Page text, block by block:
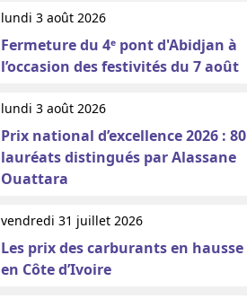
lundi 3 août 2026
Fermeture du 4ᵉ pont d'Abidjan à
l’occasion des festivités du 7 août
lundi 3 août 2026
Prix national d’excellence 2026 : 80
lauréats distingués par Alassane
Ouattara
vendredi 31 juillet 2026
Les prix des carburants en hausse
en Côte d’Ivoire